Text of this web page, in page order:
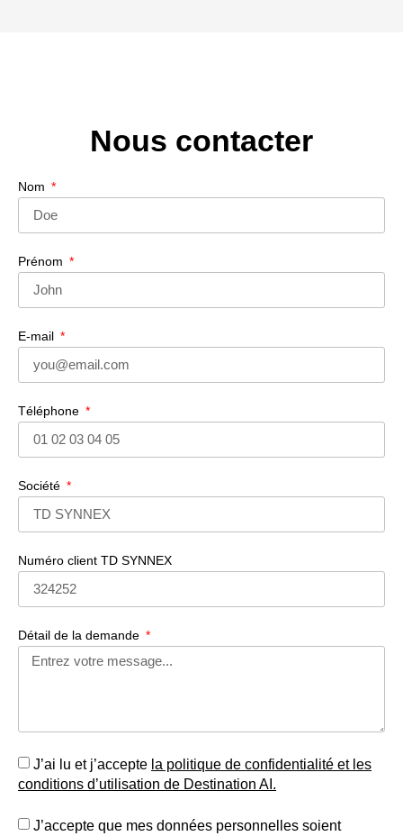
Nous contacter
Nom
Prénom
E-mail
Téléphone
Société
Numéro client TD SYNNEX
Détail de la demande
J’ai lu et j’accepte la politique de confidentialité et les
conditions d’utilisation de Destination AI.​
J’accepte que mes données personnelles soient